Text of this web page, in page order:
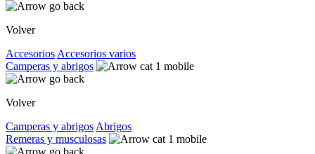
Volver
Accesorios Accesorios varios
Camperas y abrigos
Volver
Camperas y abrigos Abrigos
Remeras y musculosas